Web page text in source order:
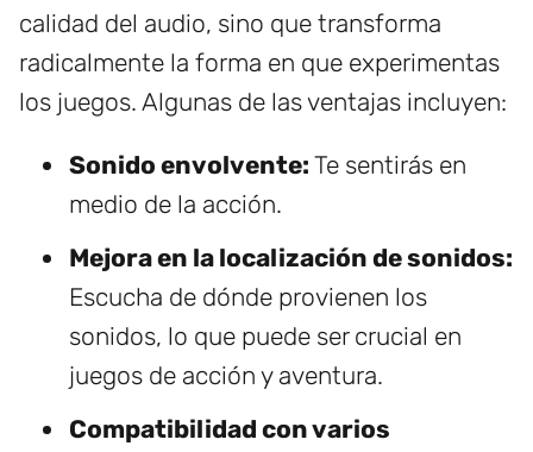
calidad del audio, sino que transforma
radicalmente la forma en que experimentas
los juegos. Algunas de las ventajas incluyen:
Sonido envolvente: Te sentirás en
medio de la acción.
Mejora en la localización de sonidos:
Escucha de dónde provienen los
sonidos, lo que puede ser crucial en
juegos de acción y aventura.
Compatibilidad con varios